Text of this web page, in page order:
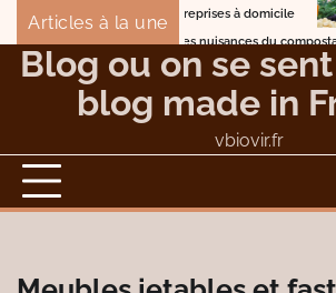
Skip
content
Articles à la une
Detox Body en 7 jours
Blog Marketing et
Blog ou on se
blog made in
vbiovir.fr